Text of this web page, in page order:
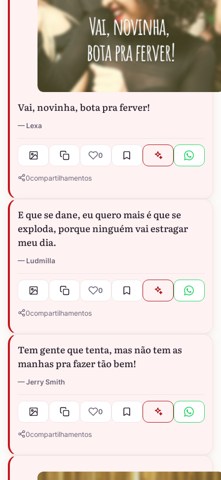
Vai, novinha, bota pra ferver!
Lexa
0
0compartilhamentos
E que se dane, eu quero mais é que se
exploda, porque ninguém vai estragar
meu dia.
Ludmilla
0
0compartilhamentos
Tem gente que tenta, mas não tem as
manhas pra fazer tão bem!
Jerry Smith
0
0compartilhamentos